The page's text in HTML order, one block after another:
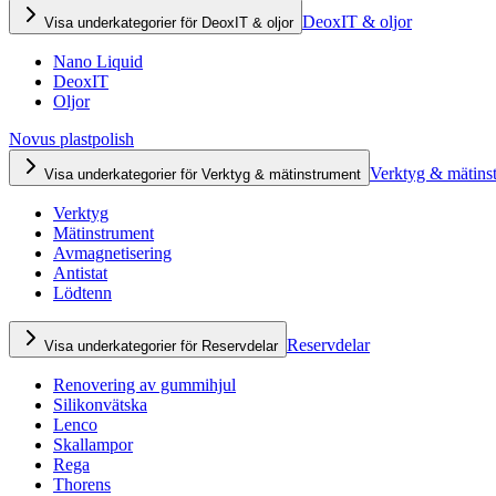
Visa underkategorier för DeoxIT & oljor DeoxIT & oljor
Nano Liquid
DeoxIT
Oljor
Novus plastpolish
Visa underkategorier för Verktyg & mätinstrument Verktyg &
Verktyg
Mätinstrument
Avmagnetisering
Antistat
Lödtenn
Visa underkategorier för Reservdelar Reservdelar
Renovering av gummihjul
Silikonvätska
Lenco
Skallampor
Rega
Thorens